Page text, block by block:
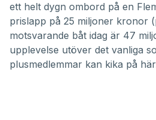
minutes,
seconds
ett helt dygn ombord på en
prislapp på 25 miljoner kronor
motsvarande båt idag är 47
upplevelse utöver det vanliga
plusmedlemmar kan kika på här